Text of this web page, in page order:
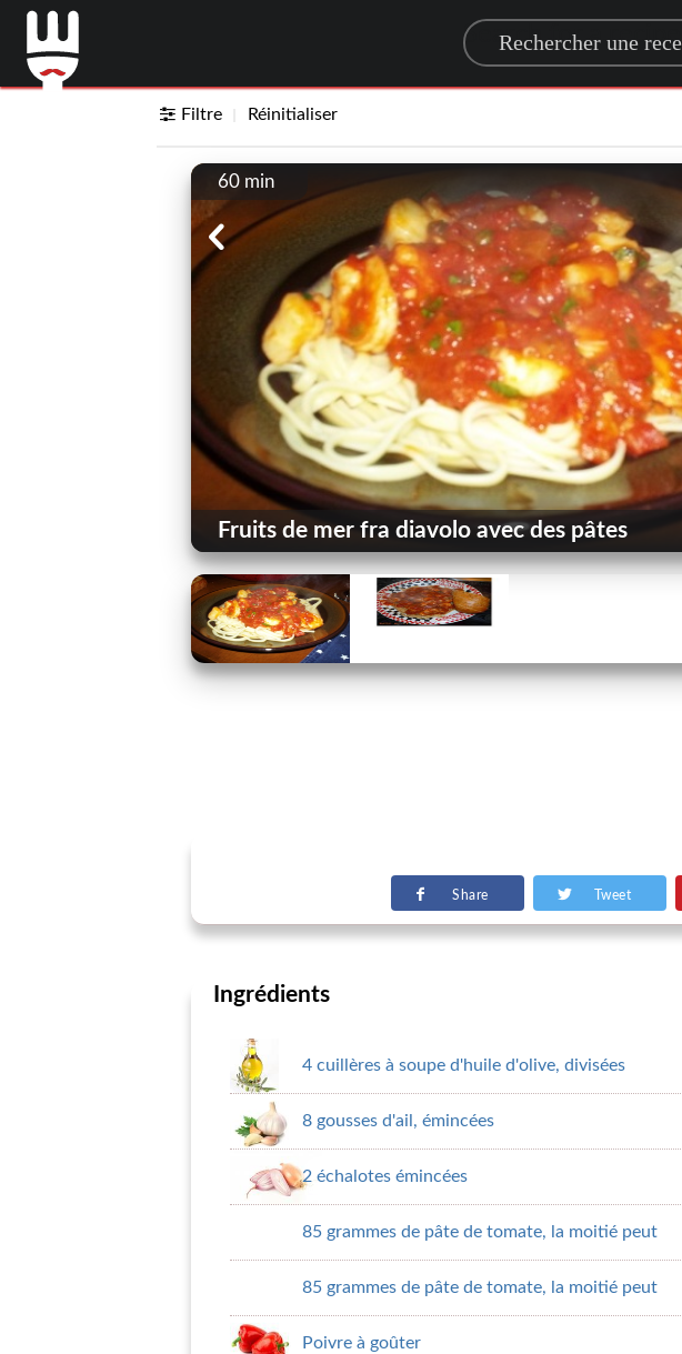
Search for a recipe
Filtre Réinitialiser
60 min
Fruits de mer fra diavolo avec des pâtes
Share Tweet
Ingrédients
4 cuillères à soupe d'huile d'olive, divisées
8 gousses d'ail, émincées
2 échalotes émincées
85 grammes de pâte de tomate, la moitié peut
85 grammes de pâte de tomate, la moitié peut
Poivre à goûter